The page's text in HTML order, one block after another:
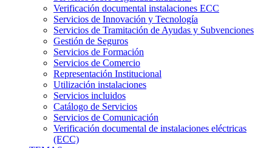
Verificación documental instalaciones ECC
Servicios de Innovación y Tecnología
Servicios de Tramitación de Ayudas y Subvenciones
Gestión de Seguros
Servicios de Formación
Servicios de Comercio
Representación Institucional
Utilización instalaciones
Servicios incluidos
Catálogo de Servicios
Servicios de Comunicación
Verificación documental de instalaciones eléctricas
(ECC)